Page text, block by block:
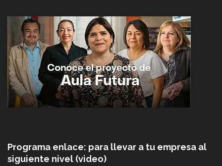
Programa enlace: para llevar a tu empresa al
siguiente nivel (video)